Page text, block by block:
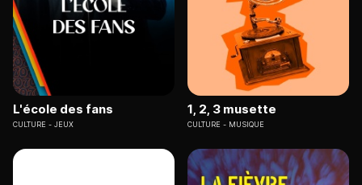
L'école des fans
CULTURE JEUX
1, 2, 3 musette
CULTURE MUSIQUE